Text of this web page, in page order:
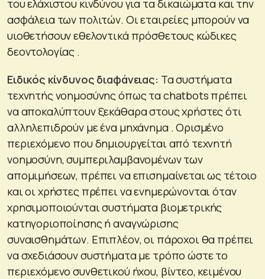
του ελάχιστου κινδύνου για τα δικαιώματα και την
ασφάλεια των πολιτών. Οι εταιρείες μπορούν να
υιοθετήσουν εθελοντικά πρόσθετους κώδικες
δεοντολογίας .
Ειδικός κίνδυνος διαφάνειας: Τα συστήματα
τεχνητής νοημοσύνης όπως τα chatbots πρέπει
να αποκαλύπτουν ξεκάθαρα στους χρήστες ότι
αλληλεπιδρούν με ένα μηχάνημα . Ορισμένο
περιεχόμενο που δημιουργείται από τεχνητή
νοημοσύνη, συμπεριλαμβανομένων των
απομιμήσεων, πρέπει να επισημαίνεται ως τέτοιο
και οι χρήστες πρέπει να ενημερώνονται όταν
χρησιμοποιούνται συστήματα βιομετρικής
κατηγοριοποίησης ή αναγνώρισης
συναισθημάτων. Επιπλέον, οι πάροχοι θα πρέπει
να σχεδιάσουν συστήματα με τρόπο ώστε το
περιεχόμενο συνθετικού ήχου, βίντεο, κειμένου